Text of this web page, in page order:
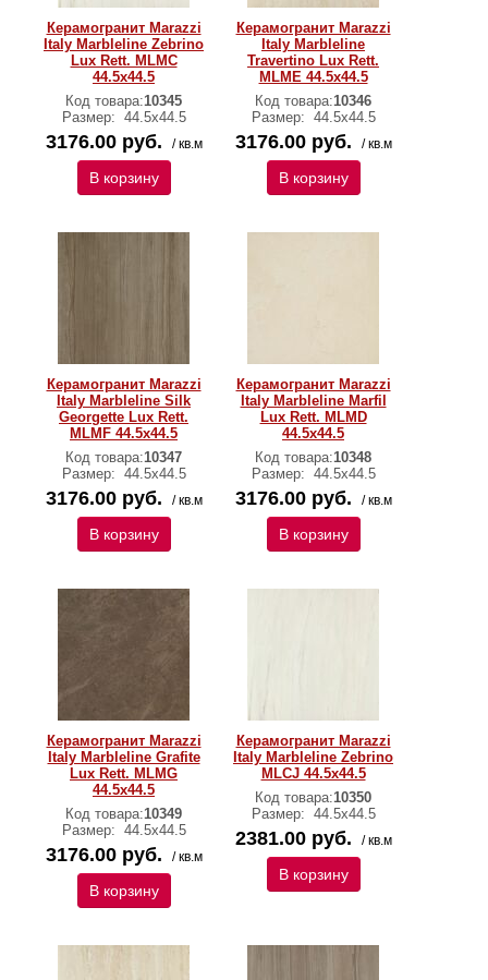
Керамогранит Marazzi
Italy Marbleline Zebrino
Lux Rett. MLMC
44.5х44.5
Код товара:10345
Размер: 44.5х44.5
3176.00 руб. / кв.м
В корзину
Керамогранит Marazzi
Italy Marbleline
Travertino Lux Rett.
MLME 44.5х44.5
Код товара:10346
Размер: 44.5х44.5
3176.00 руб. / кв.м
В корзину
Керамогранит Marazzi
Italy Marbleline Silk
Georgette Lux Rett.
MLMF 44.5х44.5
Код товара:10347
Размер: 44.5х44.5
3176.00 руб. / кв.м
В корзину
Керамогранит Marazzi
Italy Marbleline Marfil
Lux Rett. MLMD
44.5х44.5
Код товара:10348
Размер: 44.5х44.5
3176.00 руб. / кв.м
В корзину
Керамогранит Marazzi
Italy Marbleline Grafite
Lux Rett. MLMG
44.5х44.5
Код товара:10349
Размер: 44.5х44.5
3176.00 руб. / кв.м
В корзину
Керамогранит Marazzi
Italy Marbleline Zebrino
MLCJ 44.5х44.5
Код товара:10350
Размер: 44.5х44.5
2381.00 руб. / кв.м
В корзину